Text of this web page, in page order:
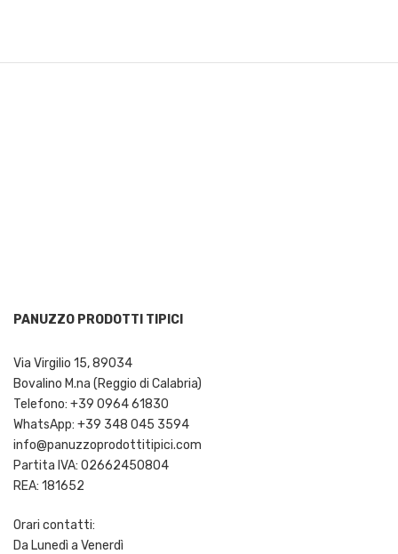
PANUZZO PRODOTTI TIPICI
Via Virgilio 15, 89034
Bovalino M.na (Reggio di Calabria)
Telefono: +39 0964 61830
WhatsApp: +39 348 045 3594
info@panuzzoprodottitipici.com
Partita IVA: 02662450804
REA: 181652
Orari contatti:
Da Lunedì a Venerdì